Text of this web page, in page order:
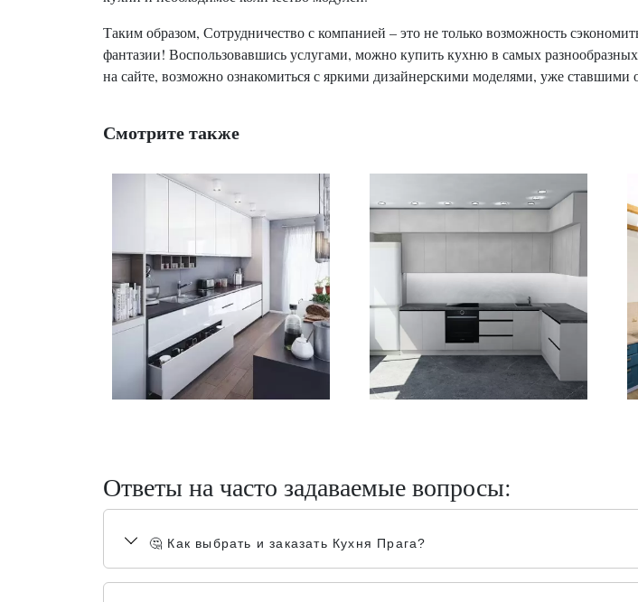
Таким образом, Сотрудничество с компанией – это не только возможность
фантазии! Воспользовавшись услугами, можно купить кухню в самых
на сайте, возможно ознакомиться с яркими дизайнерскими моделями, уже
Смотрите также
Ответы на часто задаваемые вопросы:
🤔 Как выбрать и заказать Кухня Прага?